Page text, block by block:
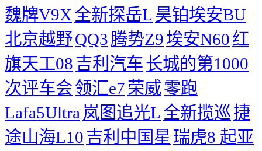
魏牌V9X全新探岳L 昊铂埃安BU
北京越野QQ3腾势Z9埃安N60红
旗天工08吉利汽车长城的第1000
次评车会领汇e7荣威零跑
Lafa5Ultra 岚图追光L 全新揽巡捷
途山海L10吉利中国星 瑞虎8 起亚